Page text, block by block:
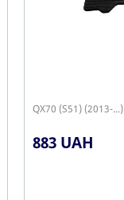
QX70 (S51) (2013-
883 UAH